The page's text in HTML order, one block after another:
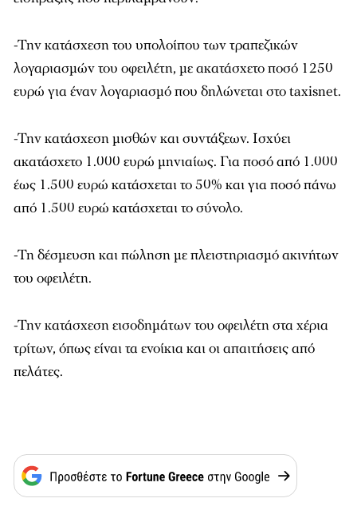
-Την κατάσχεση του υπολοίπου των τραπεζικών
λογαριασμών του οφειλέτη, με ακατάσχετο ποσό 1250
ευρώ για έναν λογαριασμό που δηλώνεται στο taxisnet.
-Την κατάσχεση μισθών και συντάξεων. Ισχύει
ακατάσχετο 1.000 ευρώ μηνιαίως. Για ποσό από 1.000
έως 1.500 ευρώ κατάσχεται το 50% και για ποσό πάνω
από 1.500 ευρώ κατάσχεται το σύνολο.
-Τη δέσμευση και πώληση με πλειστηριασμό ακινήτων
του οφειλέτη.
-Την κατάσχεση εισοδημάτων του οφειλέτη στα χέρια
τρίτων, όπως είναι τα ενοίκια και οι απαιτήσεις από
πελάτες.